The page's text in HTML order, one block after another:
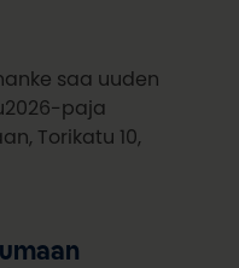
saa uuden
paja
Torikatu 10,